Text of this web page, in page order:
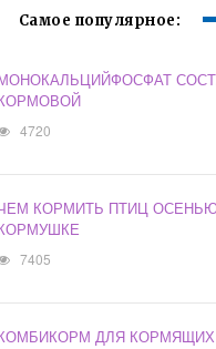
Самое популярное:
4720
КОРМИТЬ ПТИЦ
7405
ДЛЯ КОРМЯЩИХ